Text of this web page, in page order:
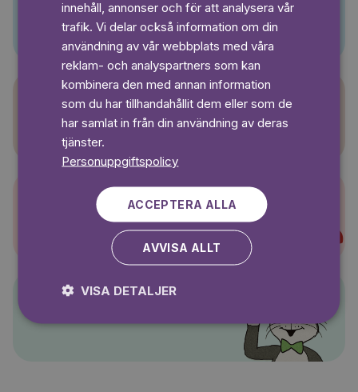
Sagasagor
Super-Charlie
innehåll, annonser och för att analysera vår
trafik. Vi delar också information om din
användning av vår webbplats med våra
reklam- och analyspartners som kan
kombinera den med annan information
som du har tillhandahållit dem eller som de
har samlat in från din användning av deras
tjänster.
Personuppgiftspolicy
ACCEPTERA ALLA
AVVISA ALLT
VISA DETALJER